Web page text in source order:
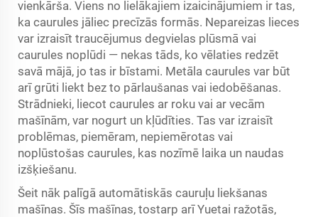
vienkārša. Viens no lielākajiem izaicinājumiem ir tas,
ka caurules jāliec precīzās formās. Nepareizas lieces
var izraisīt traucējumus degvielas plūsmā vai
caurules noplūdi — nekas tāds, ko vēlaties redzēt
savā mājā, jo tas ir bīstami. Metāla caurules var būt
arī grūti liekt bez to pārlaušanas vai iedobēšanas.
Strādnieki, liecot caurules ar roku vai ar vecām
mašīnām, var nogurt un kļūdīties. Tas var izraisīt
problēmas, piemēram, nepiemērotas vai
noplūstošas caurules, kas nozīmē laika un naudas
izšķiešanu.
Šeit nāk palīgā automātiskās cauruļu liekšanas
mašīnas. Šīs mašīnas, tostarp arī Yuetai ražotās,